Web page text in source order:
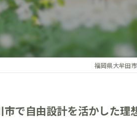
新築住宅か
安心の保証
福岡県大牟田
市で自由設計を活かした